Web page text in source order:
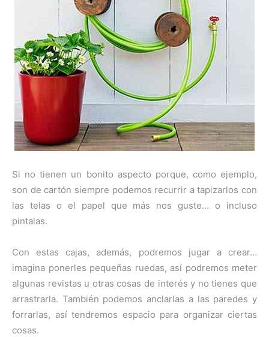
Si no tienen un bonito aspecto porque, como ejemplo,
son de cartón siempre podemos recurrir a tapizarlos con
las telas o el papel que más nos guste… o incluso
pintalas.
Con estas cajas, además, podremos jugar a crear…
imagina ponerles pequeñas ruedas, así podremos meter
algunas revistas u otras cosas de interés y no tienes que
arrastrarla. También podemos anclarlas a las paredes y
forrarlas, así tendremos espacio para organizar ciertas
cosas.